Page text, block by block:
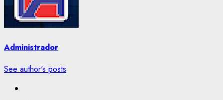
Administrador
See author's posts